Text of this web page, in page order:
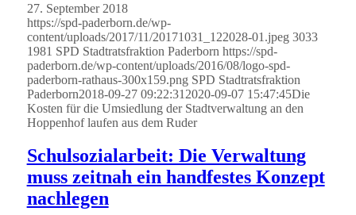
27. September 2018
https://spd-paderborn.de/wp-
content/uploads/2017/11/20171031_122028-01.jpeg 3033
1981 SPD Stadtratsfraktion Paderborn https://spd-
paderborn.de/wp-content/uploads/2016/08/logo-spd-
paderborn-rathaus-300x159.png SPD Stadtratsfraktion
Paderborn2018-09-27 09:22:31 2020-09-07 15:47:45Die
Kosten für die Umsiedlung der Stadtverwaltung an den
Hoppenhof laufen aus dem Ruder
Schulsozialarbeit: Die Verwaltung
muss zeitnah ein handfestes Konzept
nachlegen